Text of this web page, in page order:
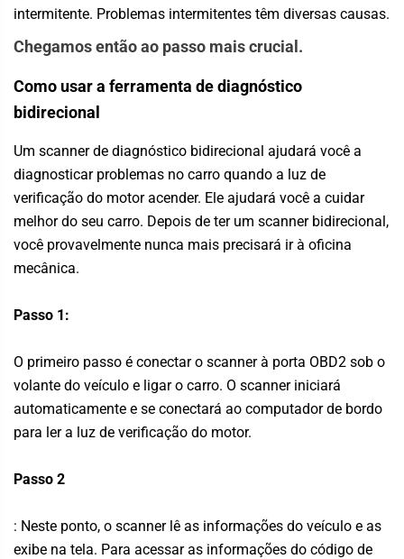
intermitente. Problemas intermitentes têm diversas causas.
Chegamos então ao passo mais crucial.
Como usar a ferramenta de diagnóstico
bidirecional
Um scanner de diagnóstico bidirecional ajudará você a
diagnosticar problemas no carro quando a luz de
verificação do motor acender. Ele ajudará você a cuidar
melhor do seu carro. Depois de ter um scanner bidirecional,
você provavelmente nunca mais precisará ir à oficina
mecânica.
Passo 1:
O primeiro passo é conectar o scanner à porta OBD2 sob o
volante do veículo e ligar o carro. O scanner iniciará
automaticamente e se conectará ao computador de bordo
para ler a luz de verificação do motor.
Passo 2
: Neste ponto, o scanner lê as informações do veículo e as
exibe na tela. Para acessar as informações do código de